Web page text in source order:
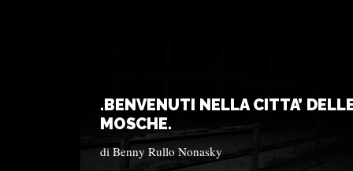
.BENVENUTI NELLA CITTA’
MOSCHE.
di Benny Rullo Nonasky